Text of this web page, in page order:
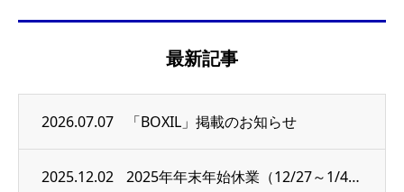
最新記事
2026.07.07 「BOXIL」掲載のお知らせ
2025.12.02 2025年年末年始休業（12/27～1/4）のお知らせ